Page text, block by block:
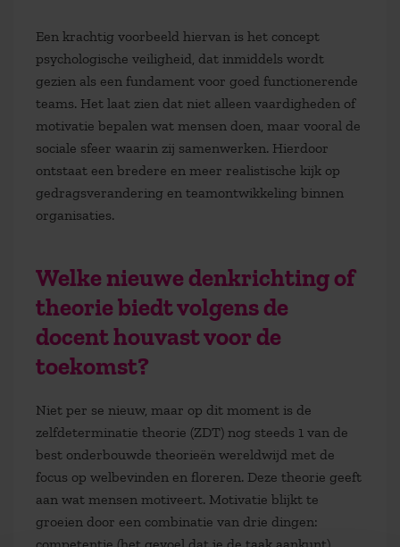
Een krachtig voorbeeld hiervan is het concept
psychologische veiligheid, dat inmiddels wordt
gezien als een fundament voor goed functionerende
teams. Het laat zien dat niet alleen vaardigheden of
motivatie bepalen wat mensen doen, maar vooral de
sociale sfeer waarin zij samenwerken. Hierdoor
ontstaat een bredere en meer realistische kijk op
gedragsverandering en teamontwikkeling binnen
organisaties.
Welke nieuwe denkrichting of
theorie biedt volgens de
docent houvast voor de
toekomst?
Niet per se nieuw, maar op dit moment is de
zelfdeterminatie theorie (ZDT) nog steeds 1 van de
best onderbouwde theorieën wereldwijd met de
focus op welbevinden en floreren. Deze theorie geeft
aan wat mensen motiveert. Motivatie blijkt te
groeien door een combinatie van drie dingen: